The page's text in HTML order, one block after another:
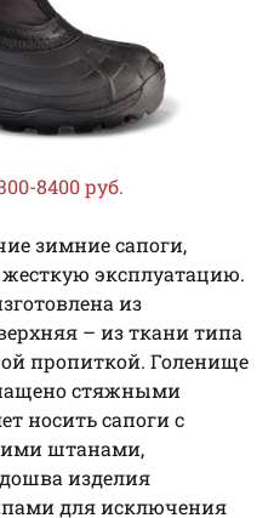
8400 руб.
зимние сапоги,
эксплуатацию.
из
– из ткани типа
пропиткой. Голенище
стяжными
носить сапоги с
штанами,
изделия
для исключения